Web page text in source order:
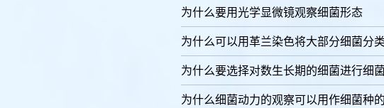
为什么要用光学显微镜观察细菌形态
为什么可以用革兰染色将大部分细菌分类
为什么要选择对数生长期的细菌进行细
为什么细菌动力的观察可以用作细菌种